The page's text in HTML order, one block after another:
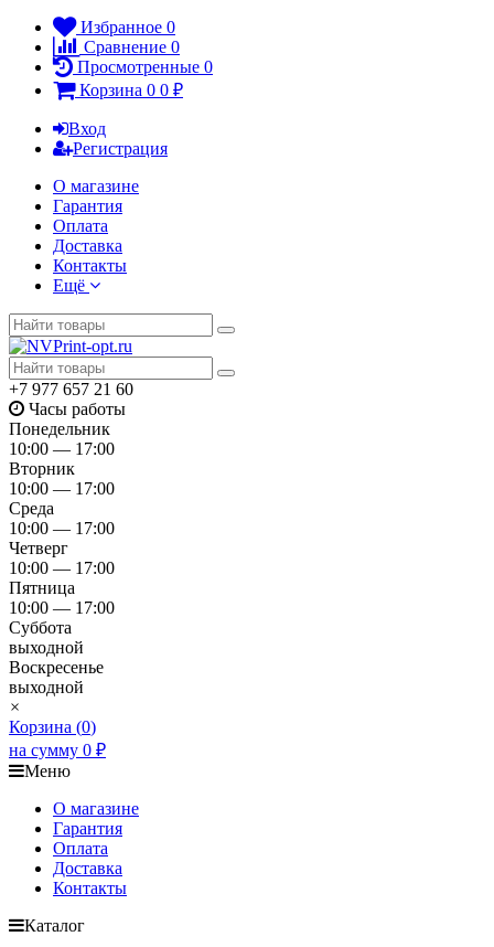
Избранное 0
Сравнение 0
Просмотренные 0
Корзина 0 0 ₽
Вход
Регистрация
О магазине
Гарантия
Оплата
Доставка
Контакты
Ещё
+7 977 657 21 60
Часы работы
Понедельник
10:00 — 17:00
Вторник
10:00 — 17:00
Среда
10:00 — 17:00
Четверг
10:00 — 17:00
Пятница
10:00 — 17:00
Суббота
выходной
Воскресенье
выходной
×
Корзина (0)
на сумму 0 ₽
Меню
О магазине
Гарантия
Оплата
Доставка
Контакты
Каталог